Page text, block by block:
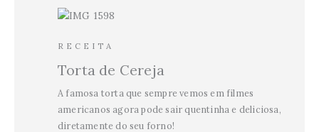
RECEITA
Torta de Cereja
A famosa torta que sempre vemos em filmes
americanos agora pode sair quentinha e deliciosa,
diretamente do seu forno!